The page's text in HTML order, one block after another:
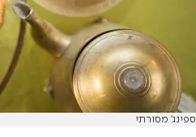
ספינג' מסורתי